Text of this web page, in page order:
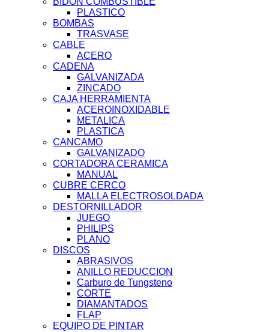
PLASTICO
BOMBAS
TRASVASE
CABLE
ACERO
CADENA
GALVANIZADA
ZINCADO
CAJA HERRAMIENTA
ACEROINOXIDABLE
METALICA
PLASTICA
CANCAMO
GALVANIZADO
CORTADORA CERAMICA
MANUAL
CUBRE CERCO
MALLA ELECTROSOLDADA
DESTORNILLADOR
JUEGO
PHILIPS
PLANO
DISCOS
ABRASIVOS
ANILLO REDUCCION
Carburo de Tungsteno
CORTE
DIAMANTADOS
FLAP
EQUIPO DE PINTAR